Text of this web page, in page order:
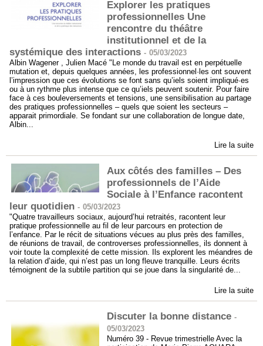
Explorer les pratiques
professionnelles Une
rencontre du théâtre
institutionnel et de la
systémique des interactions - 05/03/2023
Albin Wagener , Julien Macé "Le monde du travail est en perpétuelle
mutation et, depuis quelques années, les professionnel·les ont souvent
l’impression que ces évolutions se font sans qu’iels soient impliqué·es
ou à un rythme plus intense que ce qu’iels peuvent soutenir. Pour faire
face à ces bouleversements et tensions, une sensibilisation au partage
des pratiques professionnelles – quels que soient les secteurs –
apparait primordiale. Se fondant sur une collaboration de longue date,
Albin...
Lire la suite
Aux côtés des familles – Des
professionnels de l’Aide
Sociale à l’Enfance racontent
leur quotidien - 05/03/2023
"Quatre travailleurs sociaux, aujourd’hui retraités, racontent leur
pratique professionnelle au fil de leur parcours en protection de
l’enfance. Par le récit de situations vécues au plus près des familles,
de réunions de travail, de controverses professionnelles, ils donnent à
voir toute la complexité de cette mission. Ils explorent les méandres de
la relation d’aide, qui n’est pas un long fleuve tranquille. Leurs écrits
témoignent de la subtile partition qui se joue dans la singularité de...
Lire la suite
Discuter la bonne distance -
05/03/2023
Numéro 39 - Revue trimestrielle Avec la